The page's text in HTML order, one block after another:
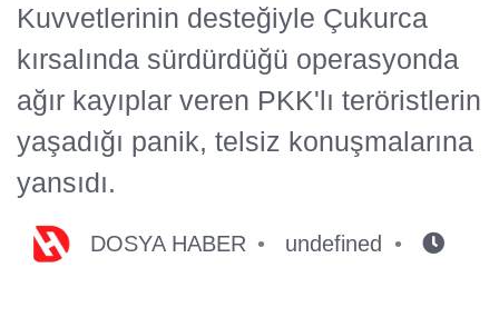
Kuvvetlerinin desteğiyle Çukurca
kırsalında sürdürdüğü operasyonda
ağır kayıplar veren PKK'lı teröristlerin
yaşadığı panik, telsiz konuşmalarına
yansıdı.
DOSYA HABER undefined